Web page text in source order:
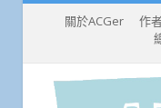
關於ACGer 作